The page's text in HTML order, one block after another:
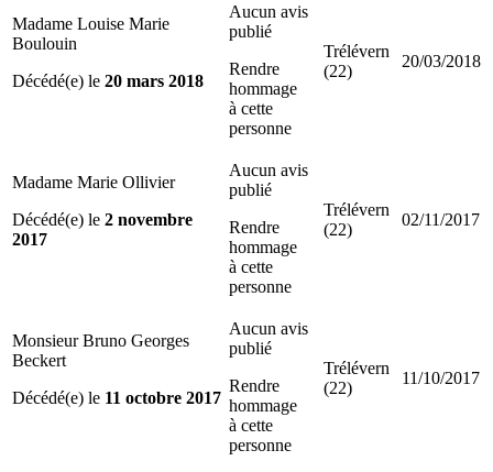
Madame Louise Marie
Boulouin
Décédé(e) le 20 mars 2018
Aucun avis
publié
Rendre
hommage
à cette
personne
Trélévern
(22)
20/03/2018
Madame Marie Ollivier
Décédé(e) le 2 novembre
2017
Aucun avis
publié
Rendre
hommage
à cette
personne
Trélévern
(22)
02/11/2017
Monsieur Bruno Georges
Beckert
Décédé(e) le 11 octobre 2017
Aucun avis
publié
Rendre
hommage
à cette
personne
Trélévern
(22)
11/10/2017